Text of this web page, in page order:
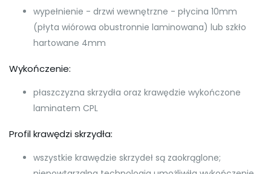
wypełnienie - drzwi wewnętrzne - płycina 10mm
(płyta wiórowa obustronnie laminowana) lub szkło
hartowane 4mm
Wykończenie:
płaszczyzna skrzydła oraz krawędzie wykończone
laminatem CPL
Profil krawędzi skrzydła:
wszystkie krawędzie skrzydeł są zaokrąglone;